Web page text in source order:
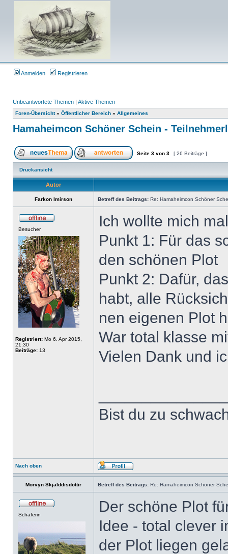
Anmelden Registrieren
Unbeantwortete Themen | Aktive Themen
Foren-Übersicht» Öffentlicher Bereich » Allgemeines
Hamaheimcon Schöner Schein -
Seite 3 von 3 [ 26 Beiträge ]
Druckansicht
Autor
Farkon Imirson Betreff des Beitrags: Re: Hamaheimcon Schöner
Besucher
Registriert: Mo 6. Apr 2015,
21:30
Beiträge: 13
Ich wollte mich
Punkt 1: Für das
den schönen Plot
Punkt 2: Dafür,
habt, alle
nen eigenen Plot
War total klasse
Vielen Dank und
Bist du zu
Nach oben
Morvyn Skjalddisdottir Betreff des Beitrags: Re: Hamaheimcon Schöner
Schäferin
Der schöne Plot
Idee - total clever
der Plot liegen